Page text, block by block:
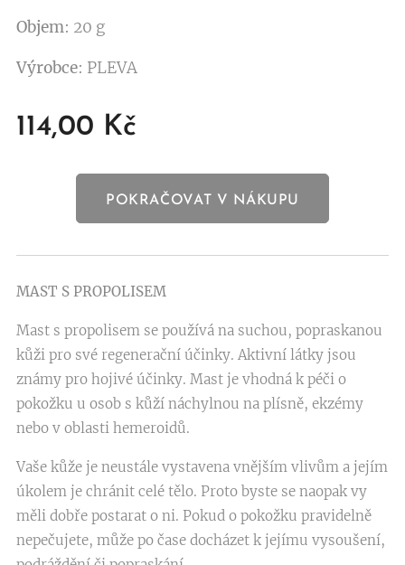
Objem: 20 g
Výrobce: PLEVA
114,00 Kč
POKRAČOVAT V NÁKUPU
MAST S PROPOLISEM
Mast s propolisem se používá na suchou, popraskanou
kůži pro své regenerační účinky. Aktivní látky jsou
známy pro hojivé účinky. Mast je vhodná k péči o
pokožku u osob s kůží náchylnou na plísně, ekzémy
nebo v oblasti hemeroidů.
Vaše kůže je neustále vystavena vnějším vlivům a jejím
úkolem je chránit celé tělo. Proto byste se naopak vy
měli dobře postarat o ni. Pokud o pokožku pravidelně
nepečujete, může po čase docházet k jejímu vysoušení,